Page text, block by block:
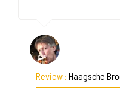
Review : Haagsche